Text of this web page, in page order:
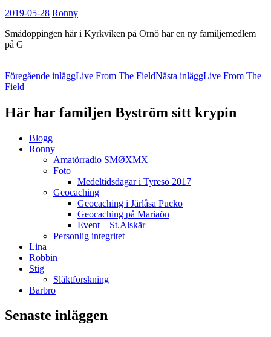
2019-05-28 Ronny
Smådoppingen här i Kyrkviken på Ornö har en ny familjemedlem
på G
Inläggsnavigering
Föregående inläggLive From The FieldNästa inläggLive From The
Field
Här har familjen Byström sitt krypin
Blogg
Ronny
Amatörradio SMØXMX
Foto
Medeltidsdagar i Tyresö 2017
Geocaching
Geocaching i Järlåsa Pucko
Geocaching på Mariaön
Event – St.Alskär
Personlig integritet
Lina
Robbin
Stig
Släktforskning
Barbro
Senaste inläggen